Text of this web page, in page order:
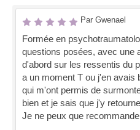
Par Gwenael
Formée en
questions posées, avec une
d'abord sur les ressentis du
a un moment T ou j'en avais
qui m'ont permis de
bien et je sais que j'y
Je ne peux que